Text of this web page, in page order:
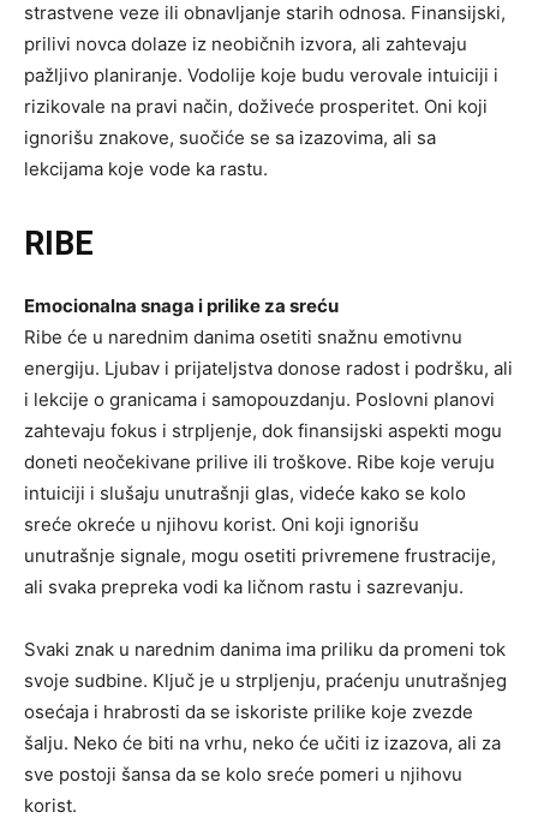
strastvene veze ili obnavljanje starih odnosa. Finansijski,
prilivi novca dolaze iz neobičnih izvora, ali zahtevaju
pažljivo planiranje. Vodolije koje budu verovale intuiciji i
rizikovale na pravi način, doživeće prosperitet. Oni koji
ignorišu znakove, suočiće se sa izazovima, ali sa
lekcijama koje vode ka rastu.
RIBE
Emocionalna snaga i prilike za sreću
Ribe će u narednim danima osetiti snažnu emotivnu
energiju. Ljubav i prijateljstva donose radost i podršku, ali
i lekcije o granicama i samopouzdanju. Poslovni planovi
zahtevaju fokus i strpljenje, dok finansijski aspekti mogu
doneti neočekivane prilive ili troškove. Ribe koje veruju
intuiciji i slušaju unutrašnji glas, videće kako se kolo
sreće okreće u njihovu korist. Oni koji ignorišu
unutrašnje signale, mogu osetiti privremene frustracije,
ali svaka prepreka vodi ka ličnom rastu i sazrevanju.
Svaki znak u narednim danima ima priliku da promeni tok
svoje sudbine. Ključ je u strpljenju, praćenju unutrašnjeg
osećaja i hrabrosti da se iskoriste prilike koje zvezde
šalju. Neko će biti na vrhu, neko će učiti iz izazova, ali za
sve postoji šansa da se kolo sreće pomeri u njihovu
korist.